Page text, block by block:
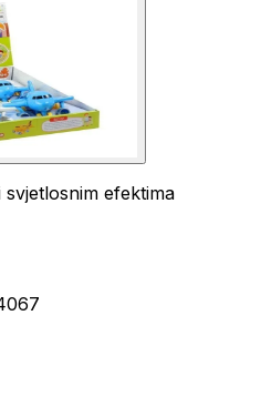
efektima